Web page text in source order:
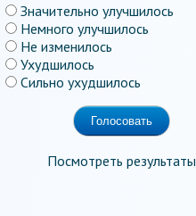
Значительно улучшилось
Немного улучшилось
Не изменилось
Ухудшилось
Сильно ухудшилось
Посмотреть результаты